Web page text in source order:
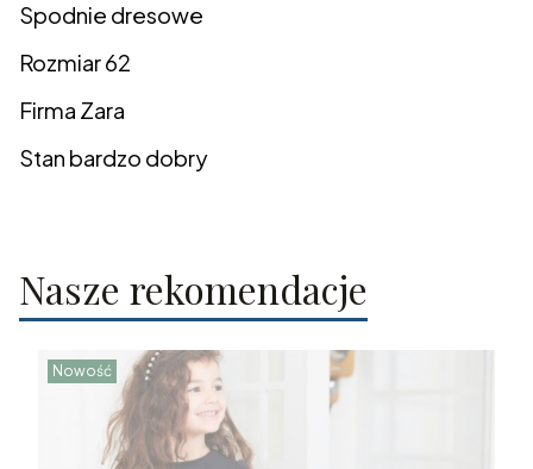
Spodnie dresowe
Rozmiar 62
Firma Zara
Stan bardzo dobry
Nasze rekomendacje
Nowość